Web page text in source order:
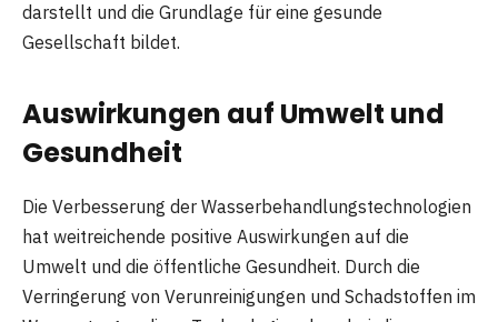
darstellt und die Grundlage für eine gesunde
Gesellschaft bildet.
Auswirkungen auf Umwelt und
Gesundheit
Die Verbesserung der Wasserbehandlungstechnologien
hat weitreichende positive Auswirkungen auf die
Umwelt und die öffentliche Gesundheit. Durch die
Verringerung von Verunreinigungen und Schadstoffen im